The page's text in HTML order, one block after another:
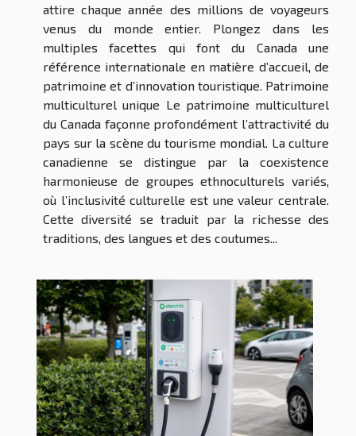
attire chaque année des millions de voyageurs
venus du monde entier. Plongez dans les
multiples facettes qui font du Canada une
référence internationale en matière d’accueil, de
patrimoine et d’innovation touristique. Patrimoine
multiculturel unique Le patrimoine multiculturel
du Canada façonne profondément l’attractivité du
pays sur la scène du tourisme mondial. La culture
canadienne se distingue par la coexistence
harmonieuse de groupes ethnoculturels variés,
où l’inclusivité culturelle est une valeur centrale.
Cette diversité se traduit par la richesse des
traditions, des langues et des coutumes...